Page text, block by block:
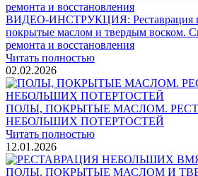
ВИДЕО-ИНСТРУКЦИЯ: Реставрация
покрытые маслом и твердым воском.
ремонта и восстановления
Читать полностью
02.02.2026
ПОЛЫ, ПОКРЫТЫЕ МАСЛОМ.
НЕБОЛЬШИХ ПОТЕРТОСТЕЙ
Читать полностью
12.01.2026